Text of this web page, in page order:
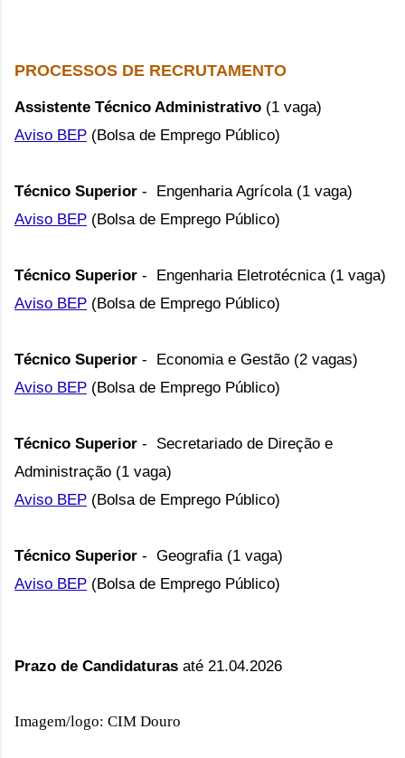
PROCESSOS DE RECRUTAMENTO
Assistente Técnico Administrativo (1 vaga)
Aviso BEP (Bolsa de Emprego Público)
Técnico Superior - Engenharia Agrícola (1 vaga)
Aviso BEP (Bolsa de Emprego Público)
Técnico Superior - Engenharia Eletrotécnica (1 vaga)
Aviso BEP (Bolsa de Emprego Público)
Técnico Superior - Economia e Gestão (2 vagas)
Aviso BEP (Bolsa de Emprego Público)
Técnico Superior - Secretariado de Direção e
Administração (1 vaga)
Aviso BEP (Bolsa de Emprego Público)
Técnico Superior - Geografia (1 vaga)
Aviso BEP (Bolsa de Emprego Público)
Prazo de Candidaturas até 21.04.2026
Imagem/logo: CIM Douro